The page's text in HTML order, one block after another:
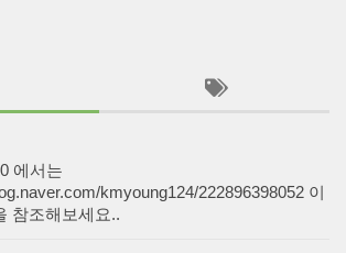
에서는
kmyoung124/222896398052 이
참조해보세요..